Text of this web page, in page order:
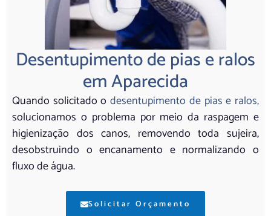
Desentupimento de pias e ralos
em Aparecida
Quando solicitado odesentupimento de pias e ralos,
solucionamos o problema por meio da raspagem e
higienização dos canos, removendo toda sujeira,
desobstruindo o encanamento e normalizando o
fluxo de água.
Solicitar Orçamento